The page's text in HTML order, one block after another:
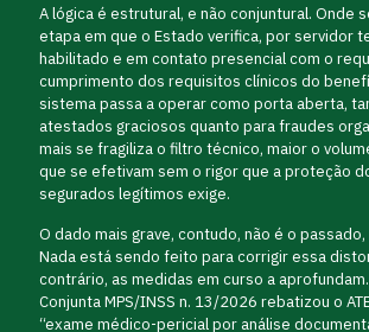
A lógica é estrutural, e não conjuntural. Onde
etapa em que o Estado verifica, por servidor
habilitado e em contato presencial com o
cumprimento dos requisitos clínicos do
sistema passa a operar como porta aberta,
atestados graciosos quanto para fraudes
mais se fragiliza o filtro técnico, maior o
que se efetivam sem o rigor que a proteção
segurados legítimos exige.
O dado mais grave, contudo, não é o
Nada está sendo feito para corrigir essa
contrário, as medidas em curso a
Conjunta MPS/INSS n. 13/2026 rebatizou o
“exame médico-pericial por análise